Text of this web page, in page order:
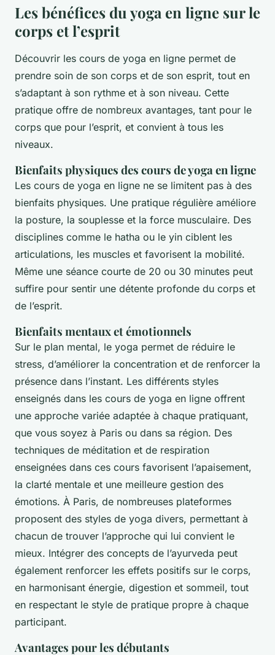
Les bénéfices du yoga en ligne sur le
corps et l’esprit
Découvrir les cours de yoga en ligne permet de
prendre soin de son corps et de son esprit, tout en
s’adaptant à son rythme et à son niveau. Cette
pratique offre de nombreux avantages, tant pour le
corps que pour l’esprit, et convient à tous les
niveaux.
Bienfaits physiques des cours de yoga en ligne
Les cours de yoga en ligne ne se limitent pas à des
bienfaits physiques. Une pratique régulière améliore
la posture, la souplesse et la force musculaire. Des
disciplines comme le hatha ou le yin ciblent les
articulations, les muscles et favorisent la mobilité.
Même une séance courte de 20 ou 30 minutes peut
suffire pour sentir une détente profonde du corps et
de l’esprit.
Bienfaits mentaux et émotionnels
Sur le plan mental, le yoga permet de réduire le
stress, d’améliorer la concentration et de renforcer la
présence dans l’instant. Les différents styles
enseignés dans les cours de yoga en ligne offrent
une approche variée adaptée à chaque pratiquant,
que vous soyez à Paris ou dans sa région. Des
techniques de méditation et de respiration
enseignées dans ces cours favorisent l’apaisement,
la clarté mentale et une meilleure gestion des
émotions. À Paris, de nombreuses plateformes
proposent des styles de yoga divers, permettant à
chacun de trouver l’approche qui lui convient le
mieux. Intégrer des concepts de l’ayurveda peut
également renforcer les effets positifs sur le corps,
en harmonisant énergie, digestion et sommeil, tout
en respectant le style de pratique propre à chaque
participant.
Avantages pour les débutants